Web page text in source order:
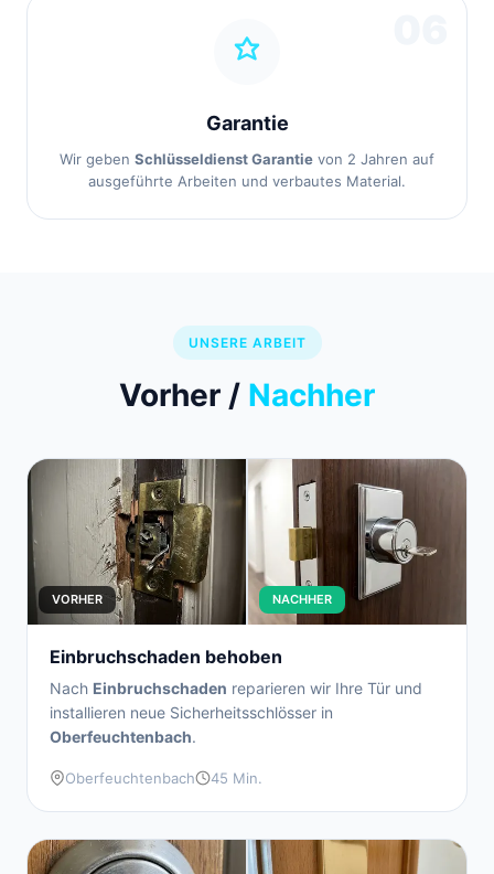
Garantie
Wir geben Schlüsseldienst Garantie von 2 Jahren auf
ausgeführte Arbeiten und verbautes Material.
UNSERE ARBEIT
Vorher / Nachher
VORHER NACHHER
Einbruchschaden behoben
Nach Einbruchschaden reparieren wir Ihre Tür und
installieren neue Sicherheitsschlösser in
Oberfeuchtenbach.
Oberfeuchtenbach 45 Min.